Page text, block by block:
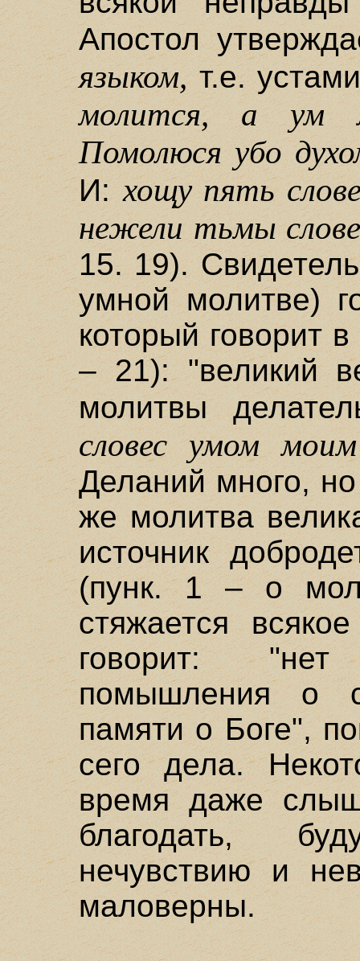
Апостол
языком,т.е.
молится, а ум
Помолюся убо
И:хощу пять
нежели тьмы
15. 19).
умной молитве)
который говорит
– 21): "великий
молитвы
словес умом
Деланий много,
же молитва
источник
(пунк. 1 – о
стяжается
говорит:
помышления о
памяти о Боге",
сего дела.
время даже
благодать,
нечувствию и
маловерны.